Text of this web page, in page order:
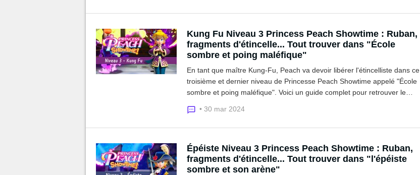
Kung Fu Niveau 3 Princess Peach Showtime : Ruban,
fragments d'étincelle... Tout trouver dans "École
sombre et poing maléfique"
En tant que maître Kung-Fu, Peach va devoir libérer l'étincelliste dans ce
troisième et dernier niveau de Princesse Peach Showtime appelé "École
sombre et poing maléfique". Voici un guide complet pour retrouver le
• 30 mar 2024
Épéiste Niveau 3 Princess Peach Showtime : Ruban,
fragments d'étincelle... Tout trouver dans "l'épéiste
sombre et son arène"